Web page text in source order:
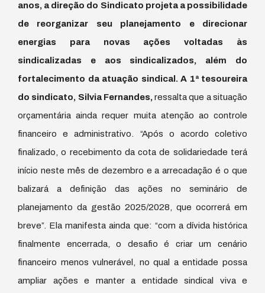
anos, a direção do Sindicato projeta a possibilidade
de reorganizar seu planejamento e direcionar
energias para novas ações voltadas às
sindicalizadas e aos sindicalizados, além do
fortalecimento da atuação sindical. A 1ª tesoureira
do sindicato, Silvia Fernandes, ressalta que a situação
orçamentária ainda requer muita atenção ao controle
financeiro e administrativo. “Após o acordo coletivo
finalizado, o recebimento da cota de solidariedade terá
início neste mês de dezembro e a arrecadação é o que
balizará a definição das ações no seminário de
planejamento da gestão 2025/2028, que ocorrerá em
breve”. Ela manifesta ainda que: “com a dívida histórica
finalmente encerrada, o desafio é criar um cenário
financeiro menos vulnerável, no qual a entidade possa
ampliar ações e manter a entidade sindical viva e